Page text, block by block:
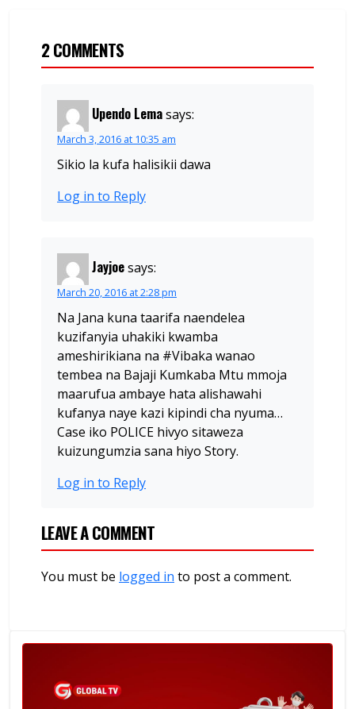
2 COMMENTS
Upendo Lemasays:
March 3, 2016 at 10:35 am
Sikio la kufa halisikii dawa
Log in to Reply
Jayjoesays:
March 20, 2016 at 2:28 pm
Na Jana kuna taarifa naendelea
kuzifanyia uhakiki kwamba
ameshirikiana na #Vibaka wanao
tembea na Bajaji Kumkaba Mtu mmoja
maarufua ambaye hata alishawahi
kufanya naye kazi kipindi cha nyuma…
Case iko POLICE hivyo sitaweza
kuizungumzia sana hiyo Story.
Log in to Reply
LEAVE A COMMENT
You must be logged in to post a comment.